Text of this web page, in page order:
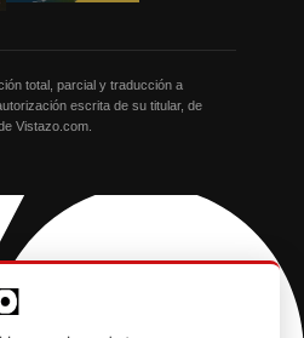
total, parcial y traducción a
escrita de su titular, de
Vistazo.com.